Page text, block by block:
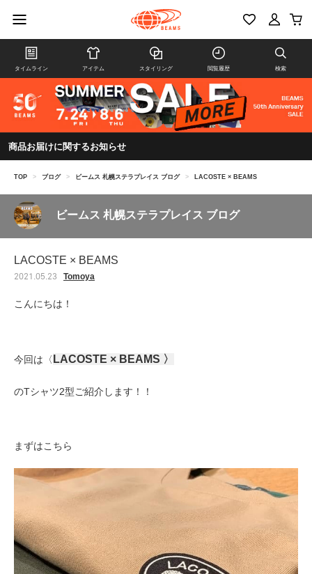
タイムライン アイテム スタイリング 閲覧履歴 検索
商品お届けに関するお知らせ
TOP > ブログ > ビームス 札幌ステラプレイス ブログ > LACOSTE × BEAMS
ビームス 札幌ステラプレイス ブログ
LACOSTE × BEAMS
2021.05.23 Tomoya
こんにちは！
今回は 〈 LACOSTE × BEAMS 〉
のTシャツ2型ご紹介します！！
まずはこちら